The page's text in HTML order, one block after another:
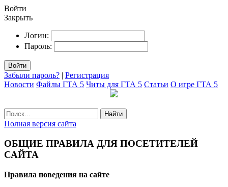
Войти
Закрыть
Логин:
Пароль:
Войти
Забыли пароль? | Регистрация
Новости Файлы ГТА 5 Читы для ГТА 5 Статьи О игре ГТА 5
Найти
Полная версия сайта
ОБЩИЕ ПРАВИЛА ДЛЯ ПОСЕТИТЕЛЕЙ
САЙТА
Правила поведения на сайте